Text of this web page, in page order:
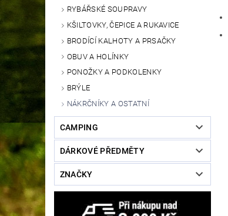
RYBÁŘSKÉ SOUPRAVY
KŠILTOVKY, ČEPICE A RUKAVICE
BRODÍCÍ KALHOTY A PRSAČKY
OBUV A HOLÍNKY
PONOŽKY A PODKOLENKY
BRÝLE
NÁKRČNÍKY A OSTATNÍ
CAMPING
DÁRKOVÉ PŘEDMĚTY
ZNAČKY